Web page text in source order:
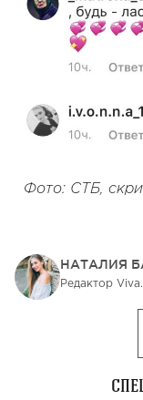
Фото: СТБ,
НАТАЛИЯ
Редактор